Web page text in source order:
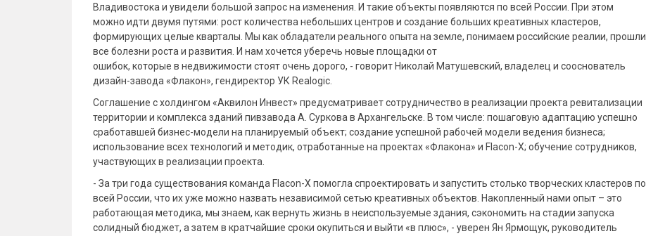
Владивостока и увидели большой запрос на изменения. И такие объекты появляются по всей России. При этом
можно идти двумя путями: рост количества небольших центров и создание больших креативных кластеров,
формирующих целые кварталы. Мы как обладатели реального опыта на земле, понимаем российские реалии, прошли
все болезни роста и развития. И нам хочется уберечь новые площадки от
ошибок, которые в недвижимости стоят очень дорого, - говорит Николай Матушевский, владелец и сооснователь
дизайн-завода «Флакон», гендиректор УК Realogic.
Соглашение с холдингом «Аквилон Инвест» предусматривает сотрудничество в реализации проекта ревитализации
территории и комплекса зданий пивзавода А. Суркова в Архангельске. В том числе: пошаговую адаптацию успешно
сработавшей бизнес-модели на планируемый объект; создание успешной рабочей модели ведения бизнеса;
использование всех технологий и методик, отработанные на проектах «Флакона» и Flacon-X; обучение сотрудников,
участвующих в реализации проекта.
- За три года существования команда Flacon-X помогла спроектировать и запустить столько творческих кластеров по
всей России, что их уже можно назвать независимой сетью креативных объектов. Накопленный нами опыт – это
работающая методика, мы знаем, как вернуть жизнь в неиспользуемые здания, сэкономить на стадии запуска
солидный бюджет, а затем в кратчайшие сроки окупиться и выйти «в плюс», - уверен Ян Ярмощук, руководитель